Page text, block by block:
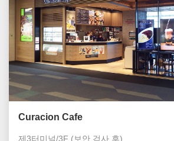
Curacion Cafe
제3터미널/3F (보안 검사 후)